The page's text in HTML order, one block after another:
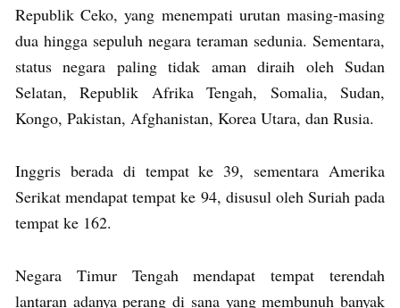
Republik Ceko, yang menempati urutan masing-masing
dua hingga sepuluh negara teraman sedunia. Sementara,
status negara paling tidak aman diraih oleh Sudan
Selatan, Republik Afrika Tengah, Somalia, Sudan,
Kongo, Pakistan, Afghanistan, Korea Utara, dan Rusia.
Inggris berada di tempat ke 39, sementara Amerika
Serikat mendapat tempat ke 94, disusul oleh Suriah pada
tempat ke 162.
Negara Timur Tengah mendapat tempat terendah
lantaran adanya perang di sana yang membunuh banyak